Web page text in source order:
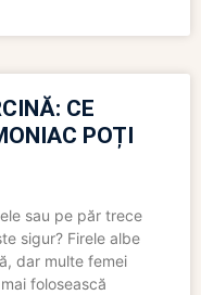
CE
POȚI
sau pe păr trece
sigur? Firele albe
dar multe femei
folosească